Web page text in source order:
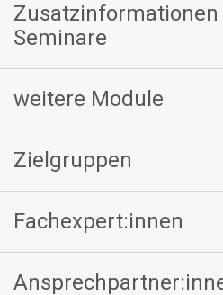
Seminare
weitere Module
Zielgruppen
Fachexpert:innen